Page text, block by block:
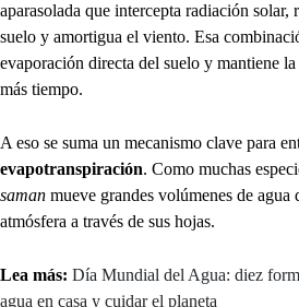
aparasolada que intercepta radiación solar,
suelo y amortigua el viento. Esa
evaporación directa del suelo y mantiene
más tiempo.
A eso se suma un mecanismo clave para
evapotranspiración. Como muchas
saman mueve grandes volúmenes de agua
atmósfera a través de sus hojas.
Lea más: Día Mundial del Agua: diez
agua en casa y cuidar el planeta